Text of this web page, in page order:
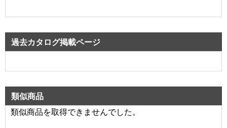
過去カタログ掲載ページ
類似商品
類似商品を取得できませんでした。